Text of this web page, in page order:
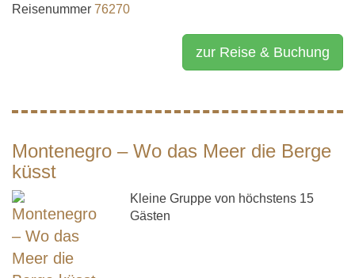
Reisenummer 76270
zur Reise & Buchung
Montenegro – Wo das Meer die Berge
küsst
Kleine Gruppe von höchstens 15
Gästen